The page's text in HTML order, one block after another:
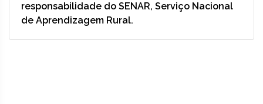
responsabilidade do SENAR, Serviço Nacional
de Aprendizagem Rural.